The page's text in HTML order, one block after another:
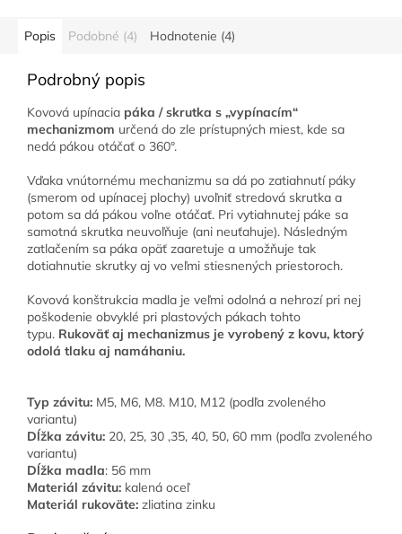
Popis Podobné (4) Hodnotenie (4)
Podrobný popis
Kovová upínacia páka / skrutka s „vypínacím“
mechanizmom určená do zle prístupných miest, kde sa
nedá pákou otáčať o 360°.
Vďaka vnútornému mechanizmu sa dá po zatiahnutí páky
(smerom od upínacej plochy) uvoľniť stredová skrutka a
potom sa dá pákou voľne otáčať. Pri vytiahnutej páke sa
samotná skrutka neuvoľňuje (ani neuťahuje). Následným
zatlačením sa páka opäť zaaretuje a umožňuje tak
dotiahnutie skrutky aj vo veľmi stiesnených priestoroch.
Kovová konštrukcia madla je veľmi odolná a nehrozí pri nej
poškodenie obvyklé pri plastových pákach tohto
typu. Rukoväť aj mechanizmus je vyrobený z kovu, ktorý
odolá tlaku aj namáhaniu.
Typ závitu: M5, M6, M8. M10, M12 (podľa zvoleného
variantu)
Dĺžka závitu: 20, 25, 30 ,35, 40, 50, 60 mm (podľa zvoleného
variantu)
Dĺžka madla: 56 mm
Materiál závitu: kalená oceľ
Materiál rukoväte: zliatina zinku